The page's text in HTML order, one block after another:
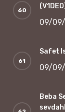
09/
Safet
09/
Beba